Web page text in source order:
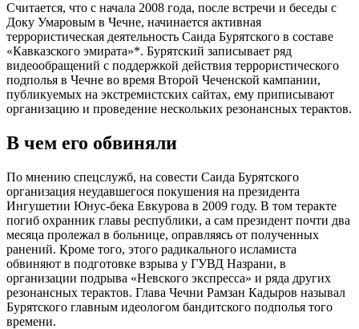
Считается, что с начала 2008 года, после встречи и беседы с
Доку Умаровым в Чечне, начинается активная
террористическая деятельность Саида Бурятского в составе
«Кавказского эмирата»*. Бурятский записывает ряд
видеообращений с поддержкой действия террористического
подполья в Чечне во время Второй Чеченской кампании,
публикуемых на экстремистских сайтах, ему приписывают
организацию и проведение нескольких резонансных терактов.
В чем его обвиняли
По мнению спецслужб, на совести Саида Бурятского
организация неудавшегося покушения на президента
Ингушетии Юнус-бека Евкурова в 2009 году. В том теракте
погиб охранник главы республики, а сам президент почти два
месяца пролежал в больнице, оправляясь от полученных
ранений. Кроме того, этого радикального исламиста
обвиняют в подготовке взрыва у ГУВД Назрани, в
организации подрыва «Невского экспресса» и ряда других
резонансных терактов. Глава Чечни Рамзан Кадыров называл
Бурятского главным идеологом бандитского подполья того
времени.